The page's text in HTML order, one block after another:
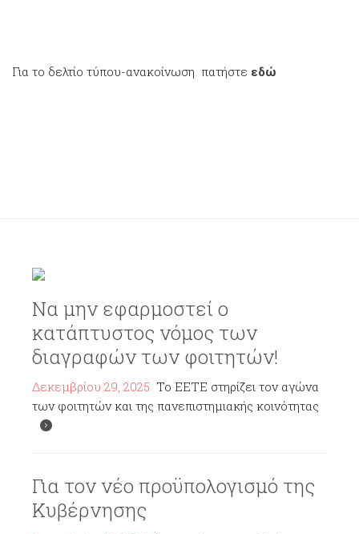
Για το δελτίο τύπου-ανακοίνωση πατήστε εδώ
Να μην εφαρμοστεί ο
κατάπτυστος νόμος των
διαγραφών των φοιτητών!
Δεκεμβρίου 29, 2025 Το ΕΕΤΕ στηρίζει τον αγώνα
των φοιτητών και της πανεπιστημιακής κοινότητας
Για τον νέο προϋπολογισμό της
Κυβέρνησης